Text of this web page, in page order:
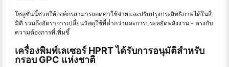
โซลูชั่นนี้ช่วยให้องค์กรสามารถลดค่าใช้จ่ายและปรับปรุงประสิทธิภาพได้ในสี่
มิติ รวมถึงอัตราการเปลี่ยนวัสดุใช้ที่ต่ำกว่าและการประหยัดพลังงาน - ตรงกับ
ความต้องการที่เพิ่มขึ้
เครื่องพิมพ์เลเซอร์ HPRT ได้รับการอนุมัติสำหรับ
กรอบ GPC แห่งชาติ